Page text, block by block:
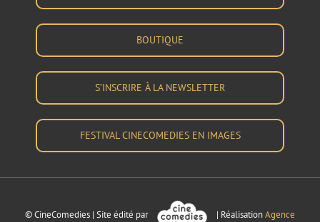
BOUTIQUE
S’INSCRIRE À LA NEWSLETTER
FESTIVAL CINECOMEDIES EN IMAGES
© CineComedies | Site édité par | RéalisationAgence